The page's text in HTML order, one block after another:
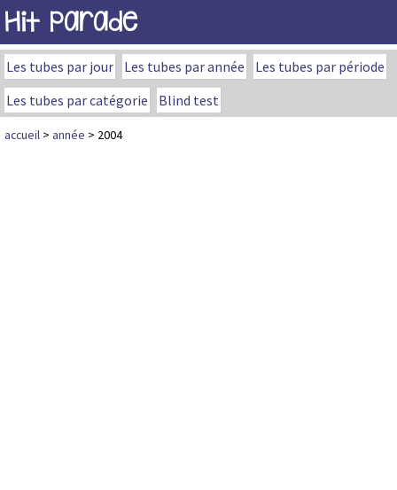
Hit Parade
Les tubes par jour Les tubes par année
Les tubes par période
Les tubes par catégorie
Blind test
accueil > année > 2004